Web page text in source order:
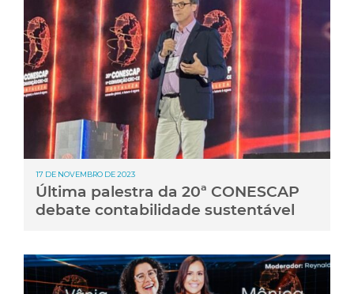
17 DE NOVEMBRO DE 2023
Última palestra da 20ª CONESCAP
debate contabilidade sustentável